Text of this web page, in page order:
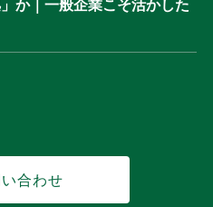
か｜一般企業こそ活かした
合わせ